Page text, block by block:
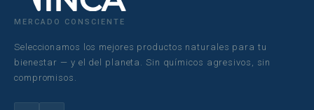
MERCADO CONSCIENTE
Seleccionamos los mejores productos naturales para tu
bienestar — y el del planeta. Sin químicos agresivos, sin
compromisos.